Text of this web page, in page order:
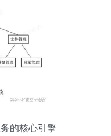
的核心引擎